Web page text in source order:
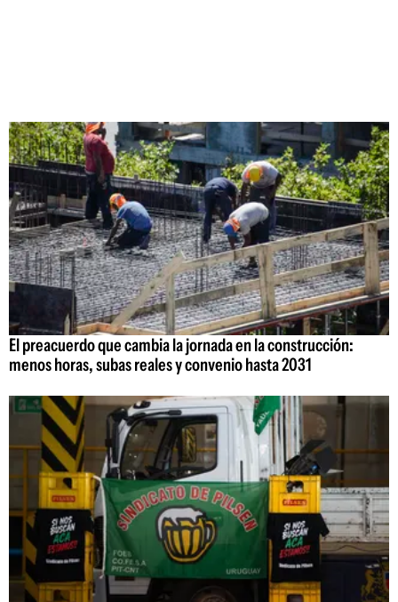
El preacuerdo que cambia la jornada en la construcción:
menos horas, subas reales y convenio hasta 2031